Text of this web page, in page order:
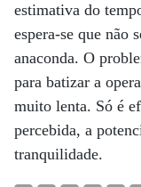
estimativa do
espera-se que não
anaconda. O
para batizar a
muito lenta. Só é
percebida, a
tranquilidade.